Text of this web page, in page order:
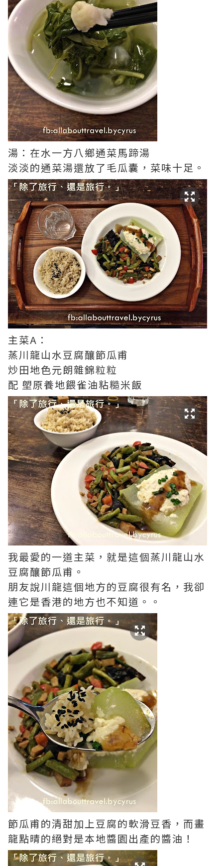
湯：在水一方八鄉通菜馬蹄湯
淡淡的通菜湯還放了毛瓜囊，菜味十足。
主菜A：
蒸川龍山水豆腐釀節瓜甫
炒田地色元朗雜錦粒粒
配 塱原養地餵雀油粘糙米飯
我最愛的一道主菜，就是這個蒸川龍山水
豆腐釀節瓜甫 。
朋友說川龍這個地方的豆腐很有名，我卻
連它是香港的地方也不知道。。
節瓜甫的清甜加上豆腐的軟滑豆香，而畫
龍點晴的絕對是本地醬園出產的醬油！